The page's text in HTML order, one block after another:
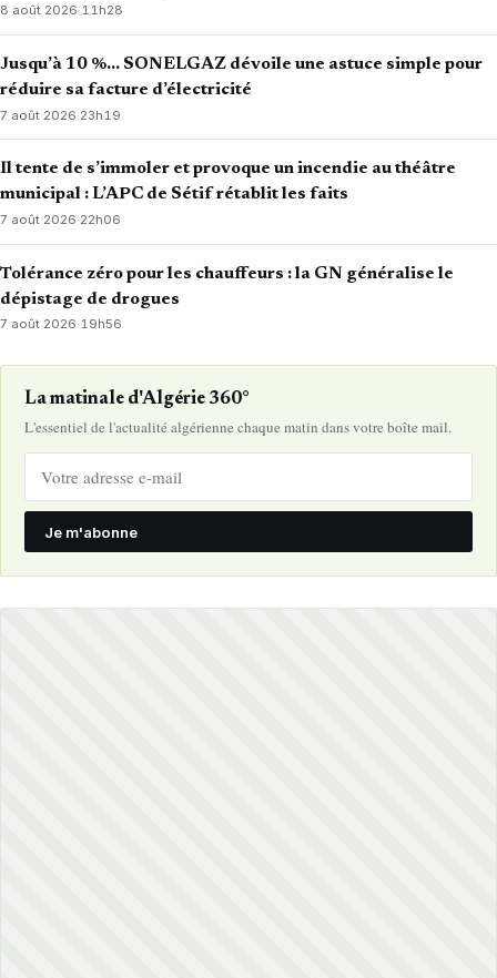
8 août 2026·11h28
Jusqu’à 10 %… SONELGAZ dévoile une astuce simple pour
réduire sa facture d’électricité
7 août 2026·23h19
Il tente de s’immoler et provoque un incendie au théâtre
municipal : L’APC de Sétif rétablit les faits
7 août 2026·22h06
Tolérance zéro pour les chauffeurs : la GN généralise le
dépistage de drogues
7 août 2026·19h56
La matinale d'Algérie 360°
L'essentiel de l'actualité algérienne chaque matin dans votre boîte mail.
Je m'abonne